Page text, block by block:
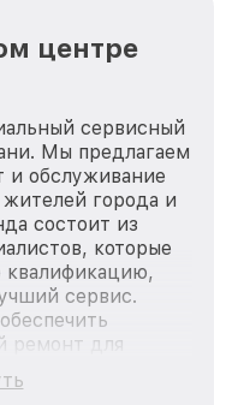
центре
сервисный
Мы предлагаем
и обслуживание
города и
состоит из
которые
квалификацию,
сервис.
ремонт для
Philips, вне
поломки. Мы